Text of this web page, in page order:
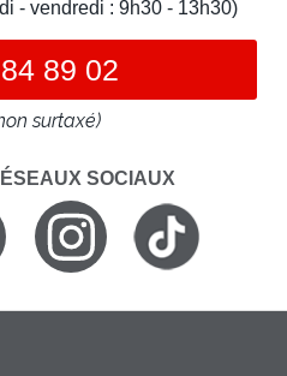
- vendredi : 9h30 - 13h30)
89 02
surtaxé)
SOCIAUX